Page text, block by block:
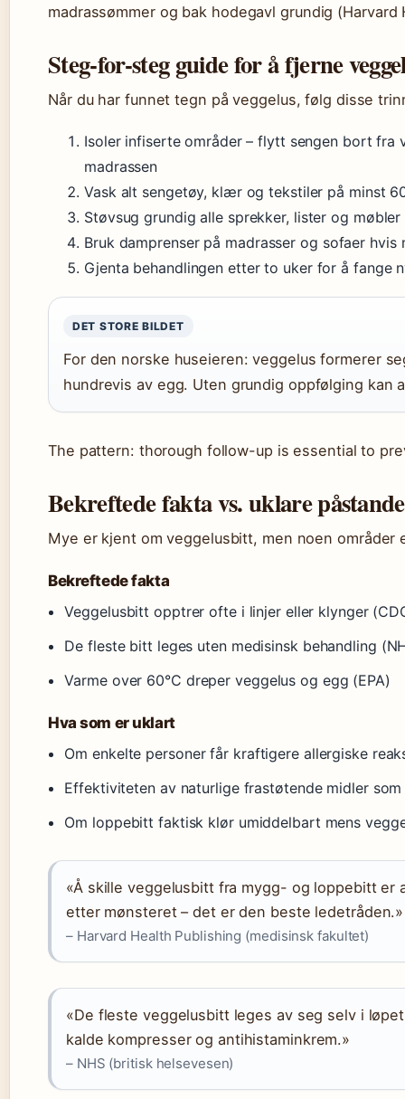
madrassømmer og bak hodegavl grundig (Harvard
Steg-for-steg guide for å fjerne
Når du har funnet tegn på veggelus, følg disse
Isoler infiserte områder – flytt sengen bort fra
madrassen
Vask alt sengetøy, klær og tekstiler på minst
Støvsug grundig alle sprekker, lister og
Bruk damprenser på madrasser og sofaer hvis
Gjenta behandlingen etter to uker for å fange
DET STORE BILDET
For den norske huseieren: veggelus formerer
hundrevis av egg. Uten grundig oppfølging kan
The pattern: thorough follow-up is essential to
Bekreftede fakta vs. uklare
Mye er kjent om veggelusbitt, men noen områder
Bekreftede fakta
Veggelusbitt opptrer ofte i linjer eller klynger
De fleste bitt leges uten medisinsk behandling
Varme over 60°C dreper veggelus og egg (EPA)
Hva som er uklart
Om enkelte personer får kraftigere allergiske
Effektiviteten av naturlige frastøtende midler
Om loppebitt faktisk klør umiddelbart mens
«Å skille veggelusbitt fra mygg- og loppebitt er
etter mønsteret – det er den beste ledetråden.»
– Harvard Health Publishing (medisinsk fakultet)
«De fleste veggelusbitt leges av seg selv i
kalde kompresser og antihistaminkrem.»
– NHS (britisk helsevesen)